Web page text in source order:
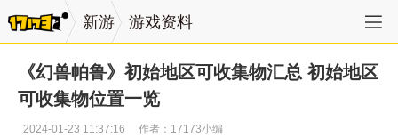
新游 游戏资料
《幻兽帕鲁》初始地区可收集物汇总 初始地区
可收集物位置一览
2024-01-23 11:37:16 作者：17173小编